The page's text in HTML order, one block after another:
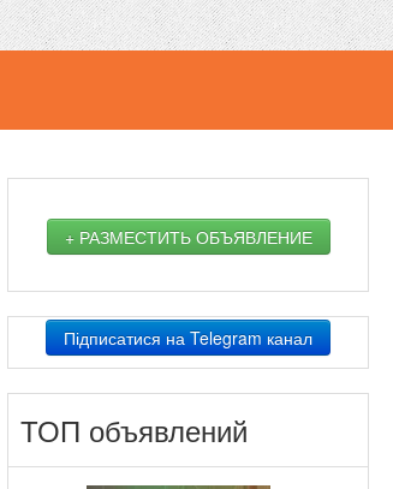
+ РАЗМЕСТИТЬ ОБЪЯВЛЕНИЕ
Підписатися на Telegram канал
ТОП объявлений